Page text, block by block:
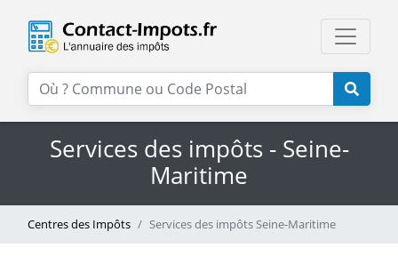
Services des impôts - Seine-
Maritime
Centres des Impôts Services des impôts Seine-Maritime